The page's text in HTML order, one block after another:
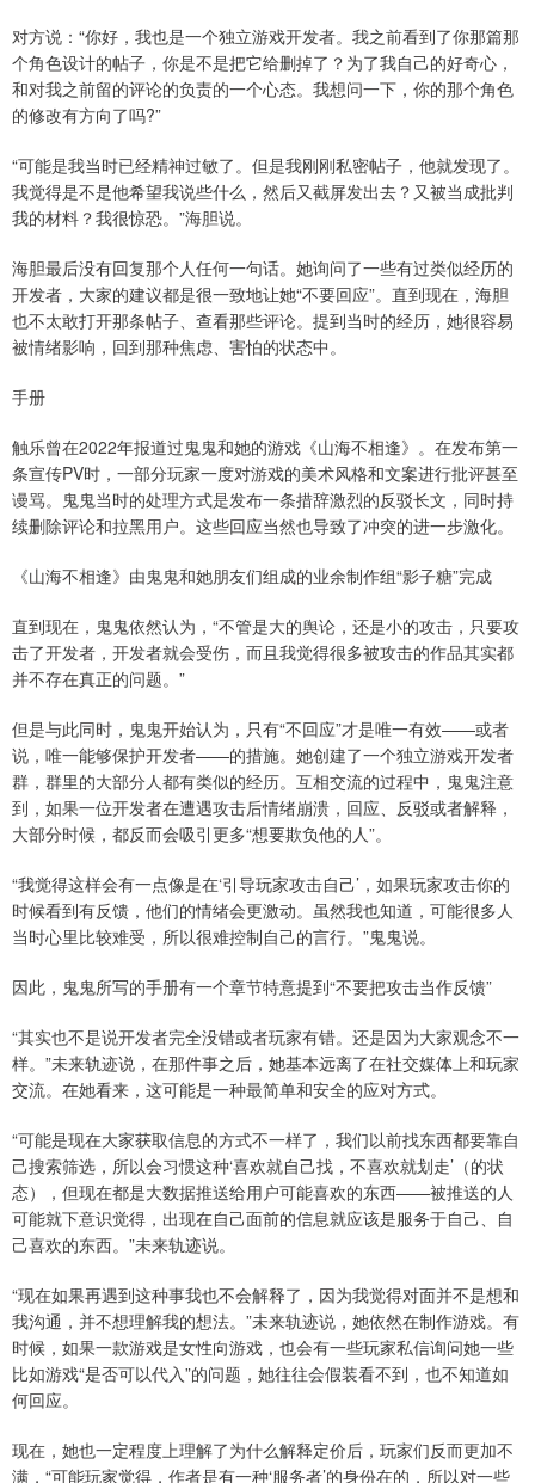
对方说：“你好，我也是一个独立游戏开发者。我之前看到了你那篇那
个角色设计的帖子，你是不是把它给删掉了？为了我自己的好奇心，
和对我之前留的评论的负责的一个心态。我想问一下，你的那个角色
的修改有方向了吗?”
“可能是我当时已经精神过敏了。但是我刚刚私密帖子，他就发现了。
我觉得是不是他希望我说些什么，然后又截屏发出去？又被当成批判
我的材料？我很惊恐。”海胆说。
海胆最后没有回复那个人任何一句话。她询问了一些有过类似经历的
开发者，大家的建议都是很一致地让她“不要回应”。直到现在，海胆
也不太敢打开那条帖子、查看那些评论。提到当时的经历，她很容易
被情绪影响，回到那种焦虑、害怕的状态中。
手册
触乐曾在2022年报道过鬼鬼和她的游戏《山海不相逢》。在发布第一
条宣传PV时，一部分玩家一度对游戏的美术风格和文案进行批评甚至
谩骂。鬼鬼当时的处理方式是发布一条措辞激烈的反驳长文，同时持
续删除评论和拉黑用户。这些回应当然也导致了冲突的进一步激化。
《山海不相逢》由鬼鬼和她朋友们组成的业余制作组“影子糖”完成
直到现在，鬼鬼依然认为，“不管是大的舆论，还是小的攻击，只要攻
击了开发者，开发者就会受伤，而且我觉得很多被攻击的作品其实都
并不存在真正的问题。”
但是与此同时，鬼鬼开始认为，只有“不回应”才是唯一有效——或者
说，唯一能够保护开发者——的措施。她创建了一个独立游戏开发者
群，群里的大部分人都有类似的经历。互相交流的过程中，鬼鬼注意
到，如果一位开发者在遭遇攻击后情绪崩溃，回应、反驳或者解释，
大部分时候，都反而会吸引更多“想要欺负他的人”。
“我觉得这样会有一点像是在‘引导玩家攻击自己’，如果玩家攻击你的
时候看到有反馈，他们的情绪会更激动。虽然我也知道，可能很多人
当时心里比较难受，所以很难控制自己的言行。”鬼鬼说。
因此，鬼鬼所写的手册有一个章节特意提到“不要把攻击当作反馈”
“其实也不是说开发者完全没错或者玩家有错。还是因为大家观念不一
样。”未来轨迹说，在那件事之后，她基本远离了在社交媒体上和玩家
交流。在她看来，这可能是一种最简单和安全的应对方式。
“可能是现在大家获取信息的方式不一样了，我们以前找东西都要靠自
己搜索筛选，所以会习惯这种‘喜欢就自己找，不喜欢就划走’（的状
态），但现在都是大数据推送给用户可能喜欢的东西——被推送的人
可能就下意识觉得，出现在自己面前的信息就应该是服务于自己、自
己喜欢的东西。”未来轨迹说。
“现在如果再遇到这种事我也不会解释了，因为我觉得对面并不是想和
我沟通，并不想理解我的想法。”未来轨迹说，她依然在制作游戏。有
时候，如果一款游戏是女性向游戏，也会有一些玩家私信询问她一些
比如游戏“是否可以代入”的问题，她往往会假装看不到，也不知道如
何回应。
现在，她也一定程度上理解了为什么解释定价后，玩家们反而更加不
满，“可能玩家觉得，作者是有一种‘服务者’的身份在的，所以对一些